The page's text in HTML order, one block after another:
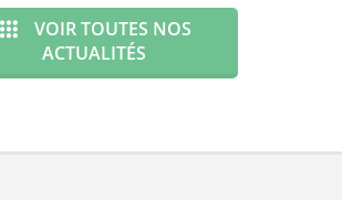
VOIR TOUTES NOS
ACTUALITÉS